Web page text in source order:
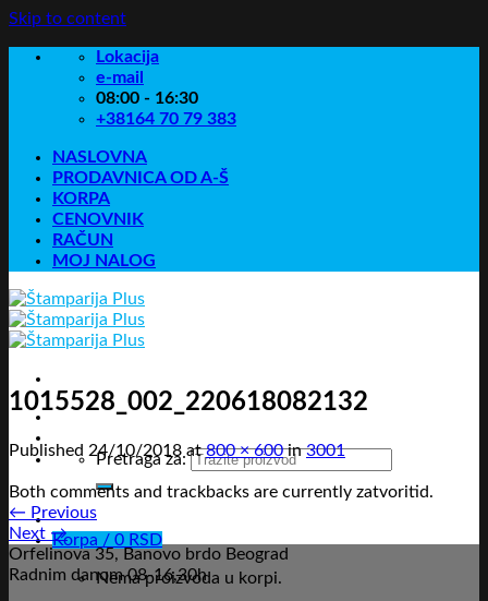
Skip to content
Lokacija
e-mail
08:00 - 16:30
+38164 70 79 383
NASLOVNA
PRODAVNICA OD A-Š
KORPA
CENOVNIK
RAČUN
MOJ NALOG
Pretraga za:
Korpa / 0 RSD
Nema proizvoda u korpi.
1015528_002_220618082132
Published 24/10/2018 at800 × 600in3001
Both comments and trackbacks are currently zatvoritid.
← Previous
Next →
Orfelinova 35, Banovo brdo Beograd
Radnim danom 08-16,30h